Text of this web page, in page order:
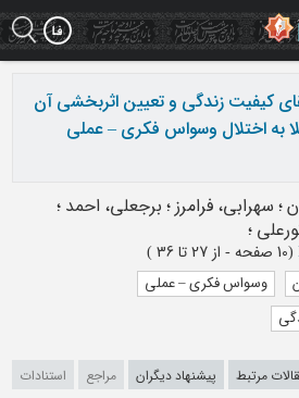
کیفیت زندگی و تعیین اثربخشی آن
به اختلال وسواس فکری – عملی
؛ سهرابی، فرامرز ؛ برجعلی، احمد ؛
؛
(‎10 صفحه - از 27 تا 36 )
وسواس فکری – عملی
مرتبط پیشنهاد دیگران مراجع استنادات